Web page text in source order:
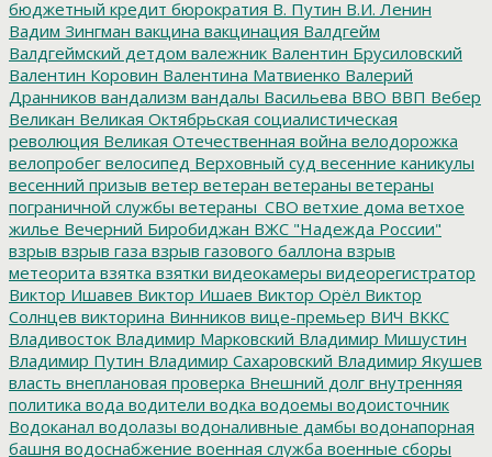
бюджетный кредит бюрократия В. Путин В.И. Ленин
Вадим Зингман вакцина вакцинация Валдгейм
Валдгеймский детдом валежник Валентин Брусиловский
Валентин Коровин Валентина Матвиенко Валерий
Дранников вандализм вандалы Васильева ВВО ВВП Вебер
Великан Великая Октябрьская социалистическая
революция Великая Отечественная война велодорожка
велопробег велосипед Верховный суд весенние каникулы
весенний призыв ветер ветеран ветераны ветераны
пограничной службы ветераны_СВО ветхие дома ветхое
жилье Вечерний Биробиджан ВЖС "Надежда России"
взрыв взрыв газа взрыв газового баллона взрыв
метеорита взятка взятки видеокамеры видеорегистратор
Виктор Ишавев Виктор Ишаев Виктор Орёл Виктор
Солнцев викторина Винников вице-премьер ВИЧ ВККС
Владивосток Владимир Марковский Владимир Мишустин
Владимир Путин Владимир Сахаровский Владимир Якушев
власть внеплановая проверка Внешний долг внутренняя
политика вода водители водка водоемы водоисточник
Водоканал водолазы водоналивные дамбы водонапорная
башня водоснабжение военная служба военные сборы